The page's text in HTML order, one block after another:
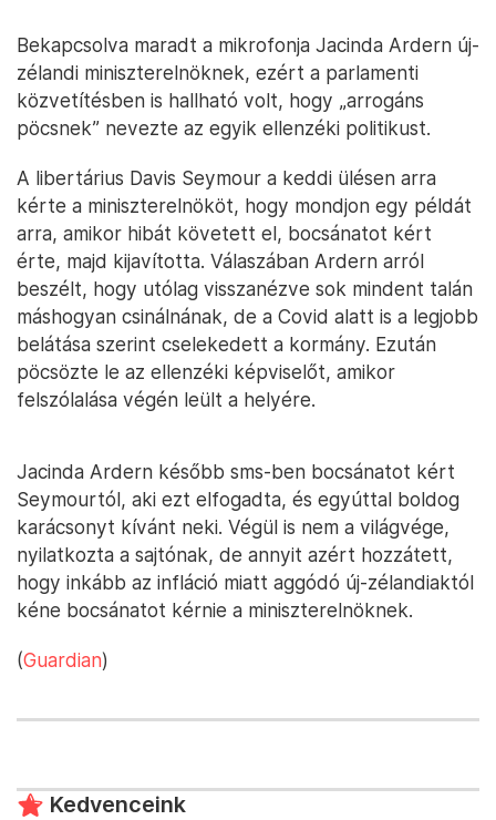
Bekapcsolva maradt a mikrofonja Jacinda Ardern új-
zélandi miniszterelnöknek, ezért a parlamenti
közvetítésben is hallható volt, hogy „arrogáns
pöcsnek” nevezte az egyik ellenzéki politikust.
A libertárius Davis Seymour a keddi ülésen arra
kérte a miniszterelnököt, hogy mondjon egy példát
arra, amikor hibát követett el, bocsánatot kért
érte, majd kijavította. Válaszában Ardern arról
beszélt, hogy utólag visszanézve sok mindent talán
máshogyan csinálnának, de a Covid alatt is a legjobb
belátása szerint cselekedett a kormány. Ezután
pöcsözte le az ellenzéki képviselőt, amikor
felszólalása végén leült a helyére.
Jacinda Ardern később sms-ben bocsánatot kért
Seymourtól, aki ezt elfogadta, és egyúttal boldog
karácsonyt kívánt neki. Végül is nem a világvége,
nyilatkozta a sajtónak, de annyit azért hozzátett,
hogy inkább az infláció miatt aggódó új-zélandiaktól
kéne bocsánatot kérnie a miniszterelnöknek.
(Guardian)
Kedvenceink